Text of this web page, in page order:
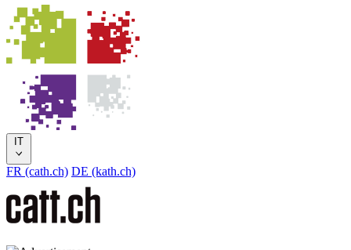
IT
FR (cath.ch) DE (kath.ch)